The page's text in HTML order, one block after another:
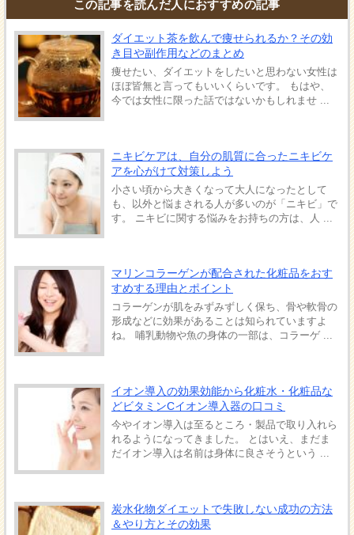
この記事を読んだ人におすすめの記事
ダイエット茶を飲んで痩せられるか？その効
き目や副作用などのまとめ
痩せたい、ダイエットをしたいと思わない女性は
ほぼ皆無と言ってもいいくらいです。 もはや、
今では女性に限った話ではないかもしれませ ...
ニキビケアは、自分の肌質に合ったニキビケ
アを心がけて対策しよう
小さい頃から大きくなって大人になったとして
も、以外と悩まされる人が多いのが「ニキビ」で
す。 ニキビに関する悩みをお持ちの方は、人 ...
マリンコラーゲンが配合された化粧品をおす
すめする理由とポイント
コラーゲンが肌をみずみずしく保ち、骨や軟骨の
形成などに効果があることは知られていますよ
ね。 哺乳動物や魚の身体の一部は、コラーゲ ...
イオン導入の効果効能から化粧水・化粧品な
どビタミンCイオン導入器の口コミ
今やイオン導入は至るところ・製品で取り入れら
れるようになってきました。 とはいえ、まだま
だイオン導入は名前は身体に良さそうという ...
炭水化物ダイエットで失敗しない成功の方法
＆やり方とその効果